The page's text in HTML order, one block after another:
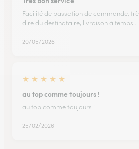
Facilité de passation de commande,
dire du destinataire, livraison à temps .
20/05/2026
★ ★ ★ ★ ★
au top comme toujours !
au top comme toujours !
25/02/2026